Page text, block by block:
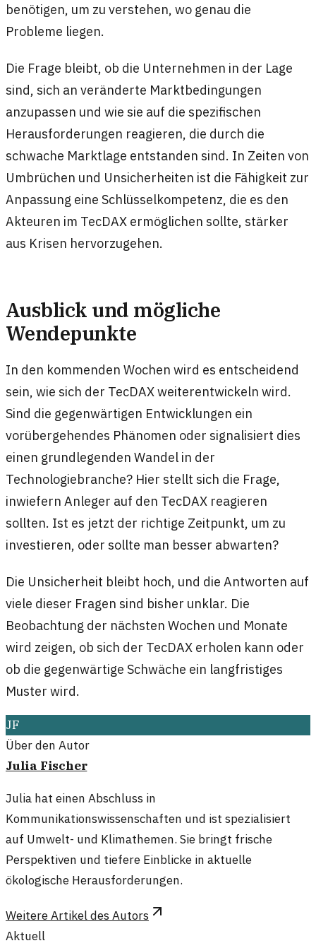
benötigen, um zu verstehen, wo genau die
Probleme liegen.
Die Frage bleibt, ob die Unternehmen in der Lage
sind, sich an veränderte Marktbedingungen
anzupassen und wie sie auf die spezifischen
Herausforderungen reagieren, die durch die
schwache Marktlage entstanden sind. In Zeiten von
Umbrüchen und Unsicherheiten ist die Fähigkeit zur
Anpassung eine Schlüsselkompetenz, die es den
Akteuren im TecDAX ermöglichen sollte, stärker
aus Krisen hervorzugehen.
Ausblick und mögliche
Wendepunkte
In den kommenden Wochen wird es entscheidend
sein, wie sich der TecDAX weiterentwickeln wird.
Sind die gegenwärtigen Entwicklungen ein
vorübergehendes Phänomen oder signalisiert dies
einen grundlegenden Wandel in der
Technologiebranche? Hier stellt sich die Frage,
inwiefern Anleger auf den TecDAX reagieren
sollten. Ist es jetzt der richtige Zeitpunkt, um zu
investieren, oder sollte man besser abwarten?
Die Unsicherheit bleibt hoch, und die Antworten auf
viele dieser Fragen sind bisher unklar. Die
Beobachtung der nächsten Wochen und Monate
wird zeigen, ob sich der TecDAX erholen kann oder
ob die gegenwärtige Schwäche ein langfristiges
Muster wird.
JF
Über den Autor
Julia Fischer
Julia hat einen Abschluss in
Kommunikationswissenschaften und ist spezialisiert
auf Umwelt- und Klimathemen. Sie bringt frische
Perspektiven und tiefere Einblicke in aktuelle
ökologische Herausforderungen.
Weitere Artikel des Autors
Aktuell